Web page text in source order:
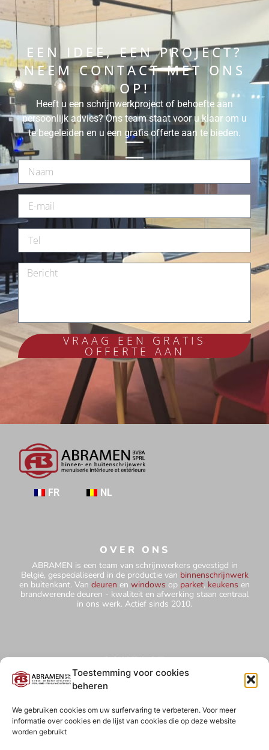
Toestemming voor cookies
beheren
We gebruiken cookies om uw surfervaring te verbeteren. Voor meer
informatie over cookies en de lijst van cookies die op deze website
worden gebruikt
EEN IDEE, EEN PROJECT?
NEEM CONTACT MET ONS
OP!
Heeft u een schrijnwerkproject of behoefte aan
persoonlijk advies? Ons team staat voor u klaar om u
te begeleiden en u een gratis offerte aan te bieden.
VRAAG EEN GRATIS
OFFERTE AAN
FR NL
OVER ONS
ABRAMEN is een team van schrijnwerkers gevestigd in
België, gespecialiseerd in de productie van binnenschrijnwerk
en buitenkant. Van deuren en windows op parket, keukens en
brandwerende deuren - kwaliteit en afwerking staan centraal
in ons werk. Actief sinds 2010.
CONTACT
+32 484 75 67 78
abramensprl@yahoo.com
Hutteweg 5 - 1910 Kampenhout
BE0827 850 854